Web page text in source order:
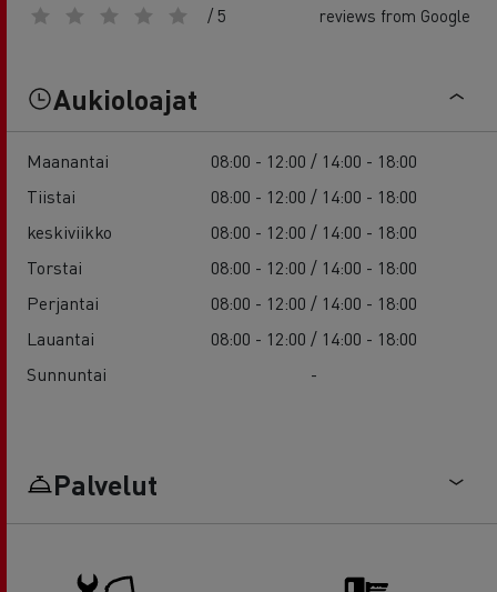
/ 5 reviews from Google
Aukioloajat
Maanantai
08:00 - 12:00 / 14:00 - 18:00
Tiistai
08:00 - 12:00 / 14:00 - 18:00
keskiviikko
08:00 - 12:00 / 14:00 - 18:00
Torstai
08:00 - 12:00 / 14:00 - 18:00
Perjantai
08:00 - 12:00 / 14:00 - 18:00
Lauantai
08:00 - 12:00 / 14:00 - 18:00
Sunnuntai
-
Palvelut